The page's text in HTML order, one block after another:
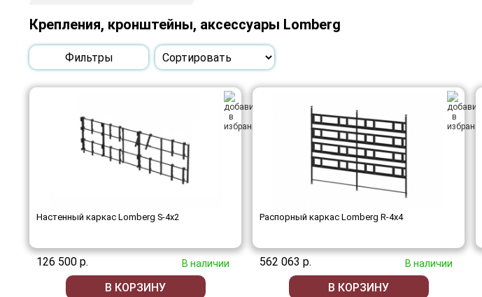
Крепления, кронштейны, аксессуары Lomberg
Фильтры
Настенный каркас Lomberg S-4х2
126 500 р. В наличии
В КОРЗИНУ
Распорный каркас Lomberg R-4х4
562 063 р. В наличии
В КОРЗИНУ